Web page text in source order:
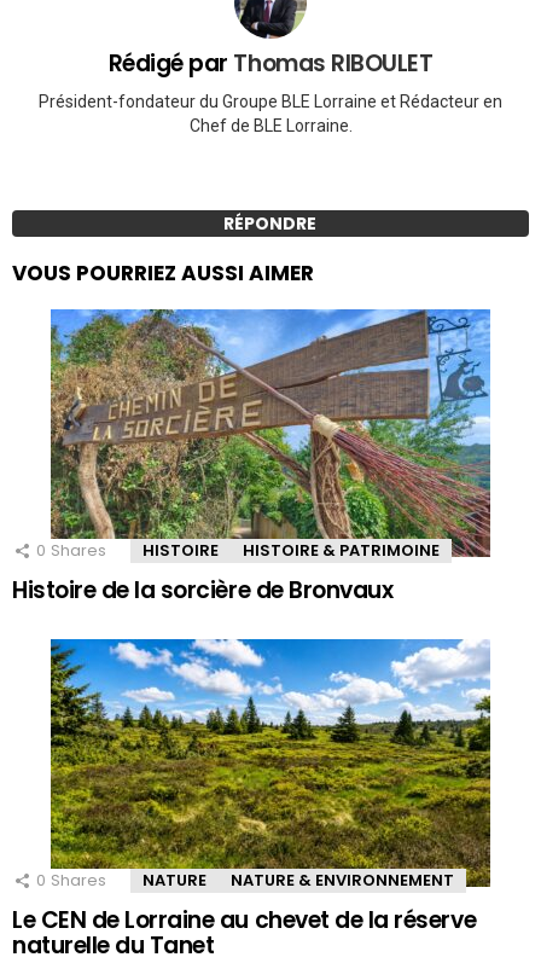
Rédigé par Thomas RIBOULET
Président-fondateur du Groupe BLE Lorraine et Rédacteur en
Chef de BLE Lorraine.
RÉPONDRE
VOUS POURRIEZ AUSSI AIMER
0 Shares HISTOIRE HISTOIRE & PATRIMOINE
Histoire de la sorcière de Bronvaux
0 Shares NATURE NATURE & ENVIRONNEMENT
Le CEN de Lorraine au chevet de la réserve
naturelle du Tanet